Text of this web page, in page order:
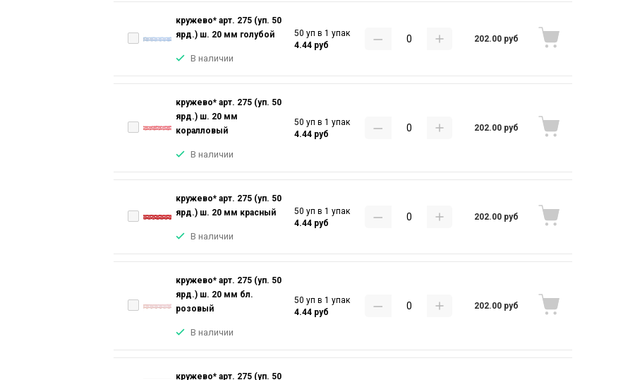
кружево* арт. 275 (уп. 50
ярд.) ш. 20 мм голубой
В наличии
50 уп в 1 упак
4.44 руб
202.00 руб
кружево* арт. 275 (уп. 50
ярд.) ш. 20 мм
коралловый
В наличии
50 уп в 1 упак
4.44 руб
202.00 руб
кружево* арт. 275 (уп. 50
ярд.) ш. 20 мм красный
В наличии
50 уп в 1 упак
4.44 руб
202.00 руб
кружево* арт. 275 (уп. 50
ярд.) ш. 20 мм бл.
розовый
В наличии
50 уп в 1 упак
4.44 руб
202.00 руб
кружево* арт. 275 (уп. 50